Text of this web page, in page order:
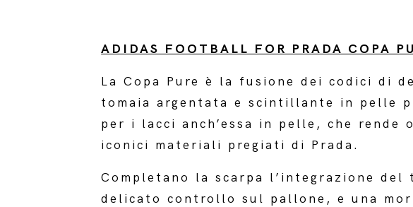
ADIDAS FOOTBALL FOR PRADA COPA
La Copa Pure è la fusione dei codici di
tomaia argentata e scintillante in pelle
per i lacci anch’essa in pelle, che rende
iconici materiali pregiati di Prada.
Completano la scarpa l’integrazione
delicato controllo sul pallone, e una